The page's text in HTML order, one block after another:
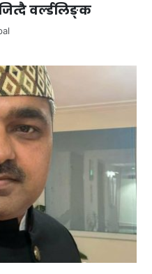
वर्ल्डलिङ्क